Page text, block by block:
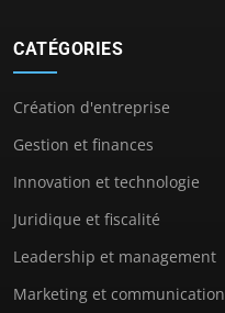
CATÉGORIES
Création d'entreprise
Gestion et finances
Innovation et technologie
Juridique et fiscalité
Leadership et management
Marketing et communication